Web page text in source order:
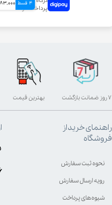
4 قسط 183,000
بهترین قیمت ۷ روز ضمانت بازگشت
راهنمای خرید از
فروشگاه
نحوه ثبت سفارش
رویه ارسال سفارش
شیوه‌های پرداخت